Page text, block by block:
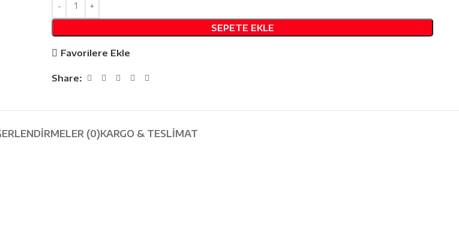
SEPETE EKLE
Favorilere Ekle
Share:
(0)KARGO & TESLIMAT